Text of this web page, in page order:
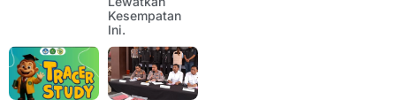
Kesempatan
Ini.